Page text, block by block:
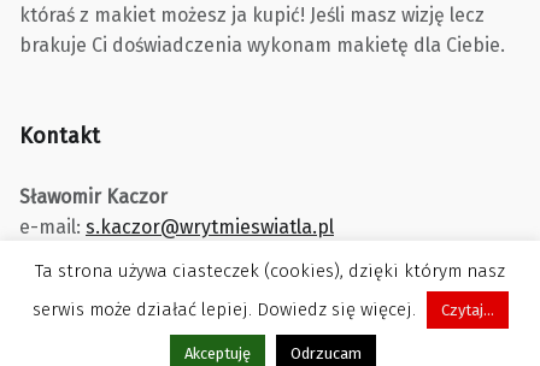
Menu
któraś z makiet możesz ja kupić! Jeśli masz wizję lecz
brakuje Ci doświadczenia wykonam makietę dla Ciebie.
Kontakt
Sławomir Kaczor
e-mail: s.kaczor@wrytmieswiatla.pl
Ta strona używa ciasteczek (cookies), dzięki którym nasz
serwis może działać lepiej. Dowiedz się więcej.
Czytaj...
Akceptuję Odrzucam